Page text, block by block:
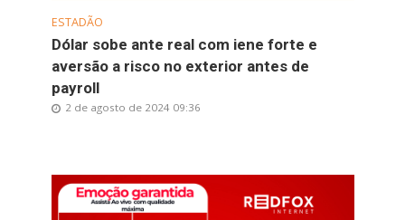
ESTADÃO
Dólar sobe ante real com iene forte e
aversão a risco no exterior antes de
payroll
2 de agosto de 2024 09:36